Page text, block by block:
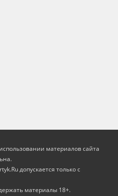
материалов сайта
допускается только с
материалы 18+.